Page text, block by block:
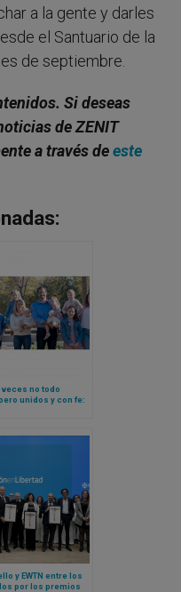
a la gente y darles
el Santuario de la
de septiembre.
. Si deseas
de ZENIT
a través deeste
veces no todo
unidos y con fe:
y EWTN entre los
por los premios